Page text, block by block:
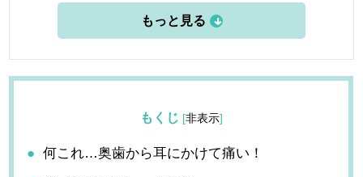
もくじ [非表示]
何これ…奥歯から耳にかけて痛い！